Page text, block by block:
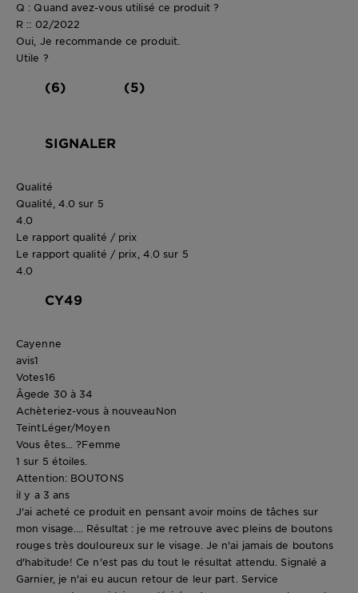
Q : Quand avez-vous utilisé ce produit ?
R :: 02/2022
Oui, Je recommande ce produit.
Utile ?
(6) (5)
SIGNALER
Qualité
Qualité, 4.0 sur 5
4.0
Le rapport qualité / prix
Le rapport qualité / prix, 4.0 sur 5
4.0
CY49
Cayenne
avis1
Votes16
Âgede 30 à 34
Achèteriez-vous à nouveauNon
TeintLéger/Moyen
Vous êtes... ?Femme
1 sur 5 étoiles.
Attention: BOUTONS
il y a 3 ans
J'ai acheté ce produit en pensant avoir moins de tâches sur
mon visage…. Résultat : je me retrouve avec pleins de boutons
rouges très douloureux sur le visage. Je n'ai jamais de boutons
d'habitude! Ce n'est pas du tout le résultat attendu. Signalé a
Garnier, je n'ai eu aucun retour de leur part. Service